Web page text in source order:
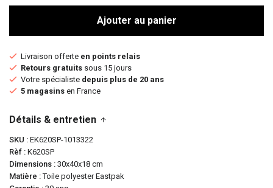
Ajouter au panier
Livraison offerte en points relais
Retours gratuits sous 15 jours
Votre spécialiste depuis plus de 20 ans
5 magasins en France
Détails & entretien
SKU
EK620SP-1013322
Rèf K620SP
Dimensions 30x40x18 cm
Matière
Toile polyester Eastpak